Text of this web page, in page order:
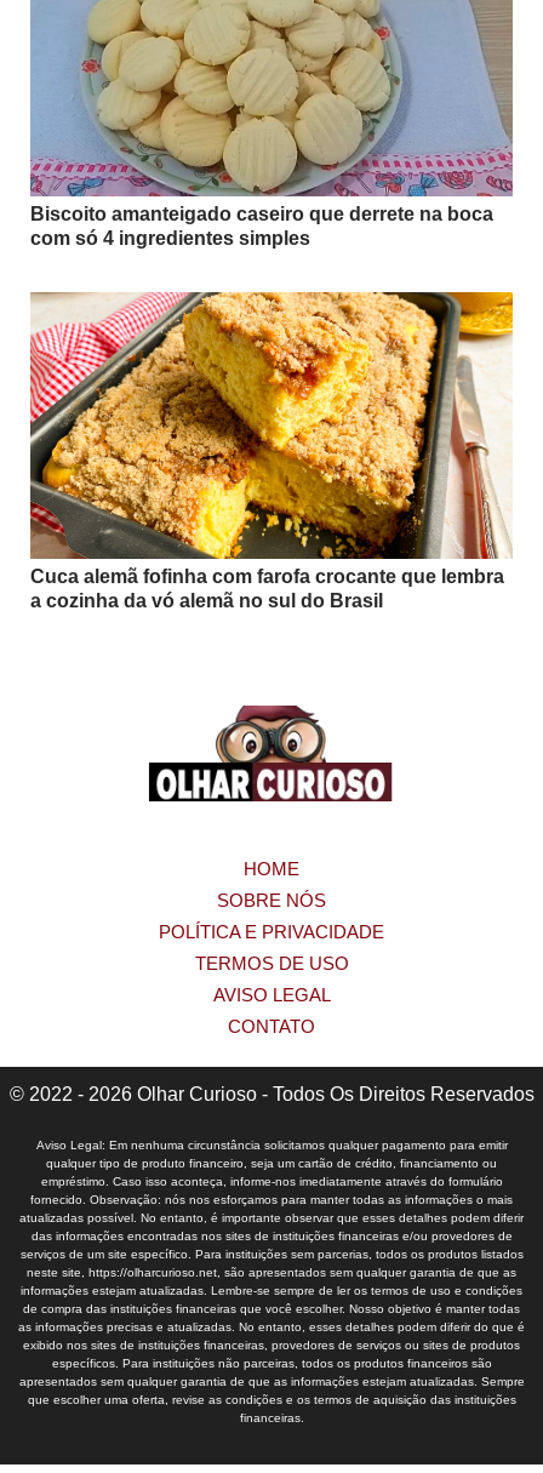
Biscoito amanteigado caseiro que derrete na boca
com só 4 ingredientes simples
Cuca alemã fofinha com farofa crocante que lembra
a cozinha da vó alemã no sul do Brasil
HOME
SOBRE NÓS
POLÍTICA E PRIVACIDADE
TERMOS DE USO
AVISO LEGAL
CONTATO
© 2022 - 2026 Olhar Curioso - Todos Os Direitos Reservados
Aviso Legal: Em nenhuma circunstância solicitamos qualquer pagamento para emitir
qualquer tipo de produto financeiro, seja um cartão de crédito, financiamento ou
empréstimo. Caso isso aconteça, informe-nos imediatamente através do formulário
fornecido. Observação: nós nos esforçamos para manter todas as informações o mais
atualizadas possível. No entanto, é importante observar que esses detalhes podem diferir
das informações encontradas nos sites de instituições financeiras e/ou provedores de
serviços de um site específico. Para instituições sem parcerias, todos os produtos listados
neste site, https://olharcurioso.net, são apresentados sem qualquer garantia de que as
informações estejam atualizadas. Lembre-se sempre de ler os termos de uso e condições
de compra das instituições financeiras que você escolher. Nosso objetivo é manter todas
as informações precisas e atualizadas. No entanto, esses detalhes podem diferir do que é
exibido nos sites de instituições financeiras, provedores de serviços ou sites de produtos
específicos. Para instituições não parceiras, todos os produtos financeiros são
apresentados sem qualquer garantia de que as informações estejam atualizadas. Sempre
que escolher uma oferta, revise as condições e os termos de aquisição das instituições
financeiras.